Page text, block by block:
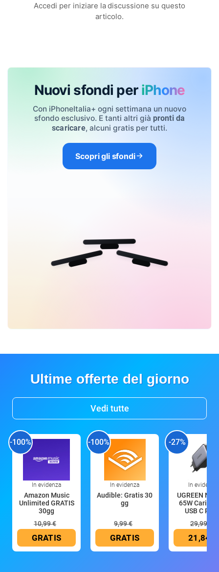
Accedi per iniziare la discussione su questo
articolo.
Nuovi sfondi per iPhone
Con iPhoneItalia+ ogni settimana un nuovo
sfondo esclusivo. E tanti altri già pronti da
scaricare, alcuni gratis per tutti.
Scopri gli sfondi
Ultime offerte del giorno
Vedi tutte
-100%
In evidenza
Amazon Music
Unlimited GRATIS
30gg
10,99 €
GRATIS
-100%
In evidenza
Audible: Gratis 30
gg
9,99 €
GRATIS
-27%
In evidenza
UGREEN
65W
USB C
29,99 €
21,84 €